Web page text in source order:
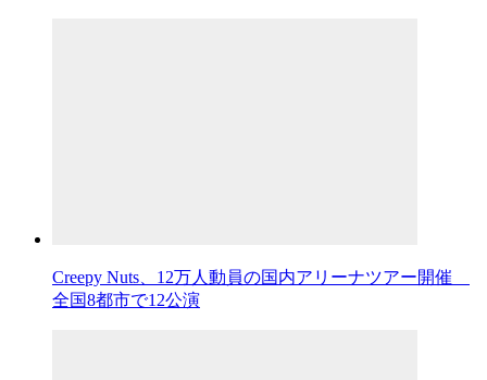
Creepy Nuts、12万人動員の国内アリーナツアー開催
全国8都市で12公演